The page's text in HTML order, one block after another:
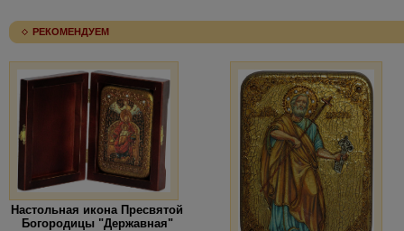
РЕКОМЕНДУЕМ
Настольная икона Пресвятой
Богородицы "Державная"